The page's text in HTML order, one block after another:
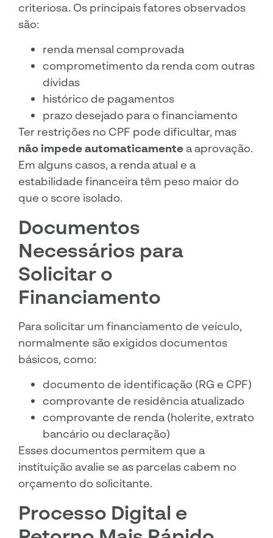
criteriosa. Os principais fatores observados
são:
renda mensal comprovada
comprometimento da renda com outras
dívidas
histórico de pagamentos
prazo desejado para o financiamento
Ter restrições no CPF pode dificultar, mas
não impede automaticamentea aprovação.
Em alguns casos, a renda atual e a
estabilidade financeira têm peso maior do
que o score isolado.
Documentos
Necessários para
Solicitar o
Financiamento
Para solicitar um financiamento de veículo,
normalmente são exigidos documentos
básicos, como:
documento de identificação (RG e CPF)
comprovante de residência atualizado
comprovante de renda (holerite, extrato
bancário ou declaração)
Esses documentos permitem que a
instituição avalie se as parcelas cabem no
orçamento do solicitante.
Processo Digital e